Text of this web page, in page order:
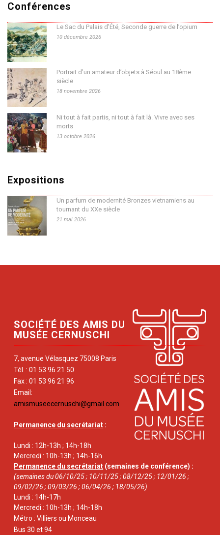
Conférences
Le Sac du Palais d’Été, Seconde guerre de l’opium
10 décembre 2026
Portrait d’un amateur d’objets à Séoul au 18ème
siècle
18 novembre 2026
Ni tout à fait partis, ni tout à fait là. Vivre avec ses
morts
13 octobre 2026
Expositions
Un parfum de modernité Bronzes vietnamiens au
tournant du XXe siècle
21 mai 2026
SOCIÉTÉ DES AMIS DU
MUSÉE CERNUSCHI
7, avenue Vélasquez 75008 Paris
Tél. : 01 53 96 21 50
Fax : 01 53 96 21 96
Email:
amismuseecernuschi@gmail.com
Permanence du secrétariat :
Lundi : 12h-13h ; 14h-18h
Mercredi : 10h-13h ; 14h-16h
Permanence du secrétariat (semaines de conférence) :
(semaines du 06/10/25 ; 10/11/25 ; 08/12/25 ; 12/01/26 ;
09/02/26 ; 09/03/26 ; 06/04/26 ; 18/05/26)
Lundi : 14h-17h
Mercredi : 10h-13h ; 14h-18h
Métro : Villiers ou Monceau
Bus 30 et 94